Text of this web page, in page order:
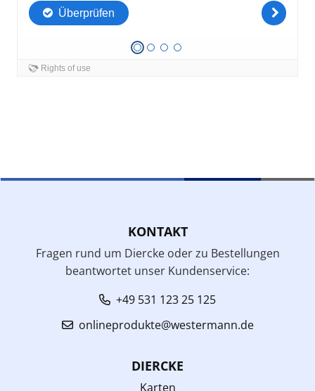
KONTAKT
Fragen rund um Diercke oder zu Bestellungen
beantwortet unser Kundenservice:
+49 531 123 25 125
onlineprodukte@westermann.de
DIERCKE
Karten